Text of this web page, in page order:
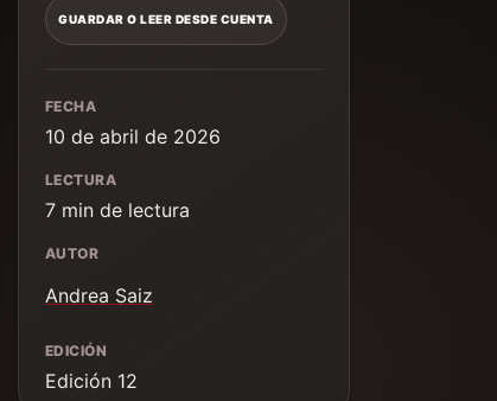
GUARDAR O LEER DESDE CUENTA
FECHA
10 de abril de 2026
LECTURA
7 min de lectura
AUTOR
Andrea Saiz
EDICIÓN
Edición 12